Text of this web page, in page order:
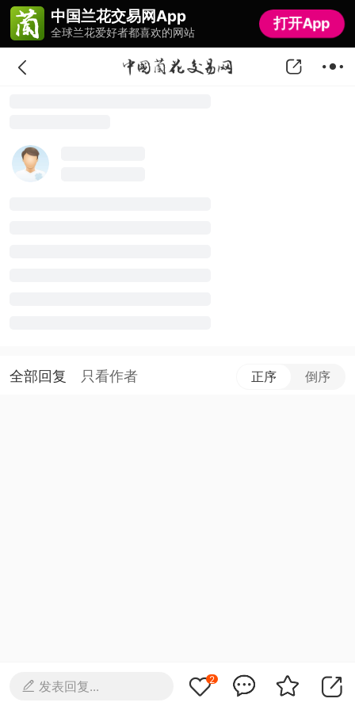
中国兰花交易网App
全球兰花爱好者都喜欢的网站
打开App
中国兰花交易网App
全球兰花爱好者都喜欢的网站
打开App
全部回复 只看作者 正序 倒序
发表回复...
2